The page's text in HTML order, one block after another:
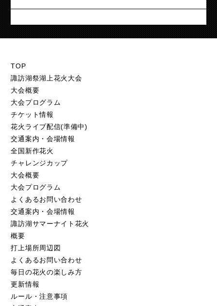
TOP
諏訪湖祭湖上花火大会
大会概要
大会プログラム
チケット情報
花火ライブ配信(準備中)
交通案内・会場情報
全国新作花火
チャレンジカップ
大会概要
大会プログラム
よくあるお問い合わせ
交通案内・会場情報
諏訪湖サマーナイト花火
概要
打上場所周辺図
よくあるお問い合わせ
毎日の花火の楽しみ方
更新情報
ルール・注意事項